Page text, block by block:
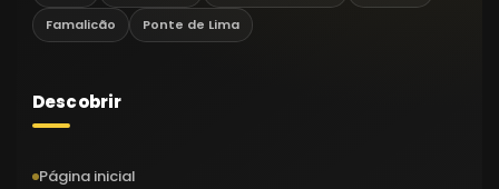
Famalicão
Ponte de Lima
Descobrir
Página inicial